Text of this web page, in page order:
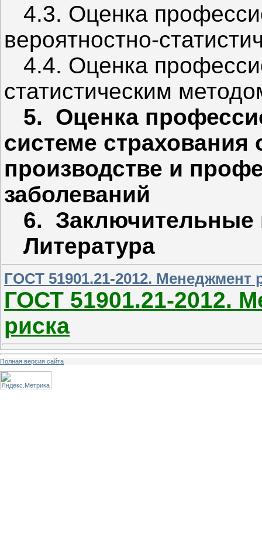
4.3. Оценка
вероятностно-
4.4. Оценка
статистическим
5. Оценка
системе страхования
производстве и
заболеваний
6.
Литература
ГОСТ 51901.21-2012. Менеджмент
ГОСТ 51901.21-2012.
риска
Полная версия сайта